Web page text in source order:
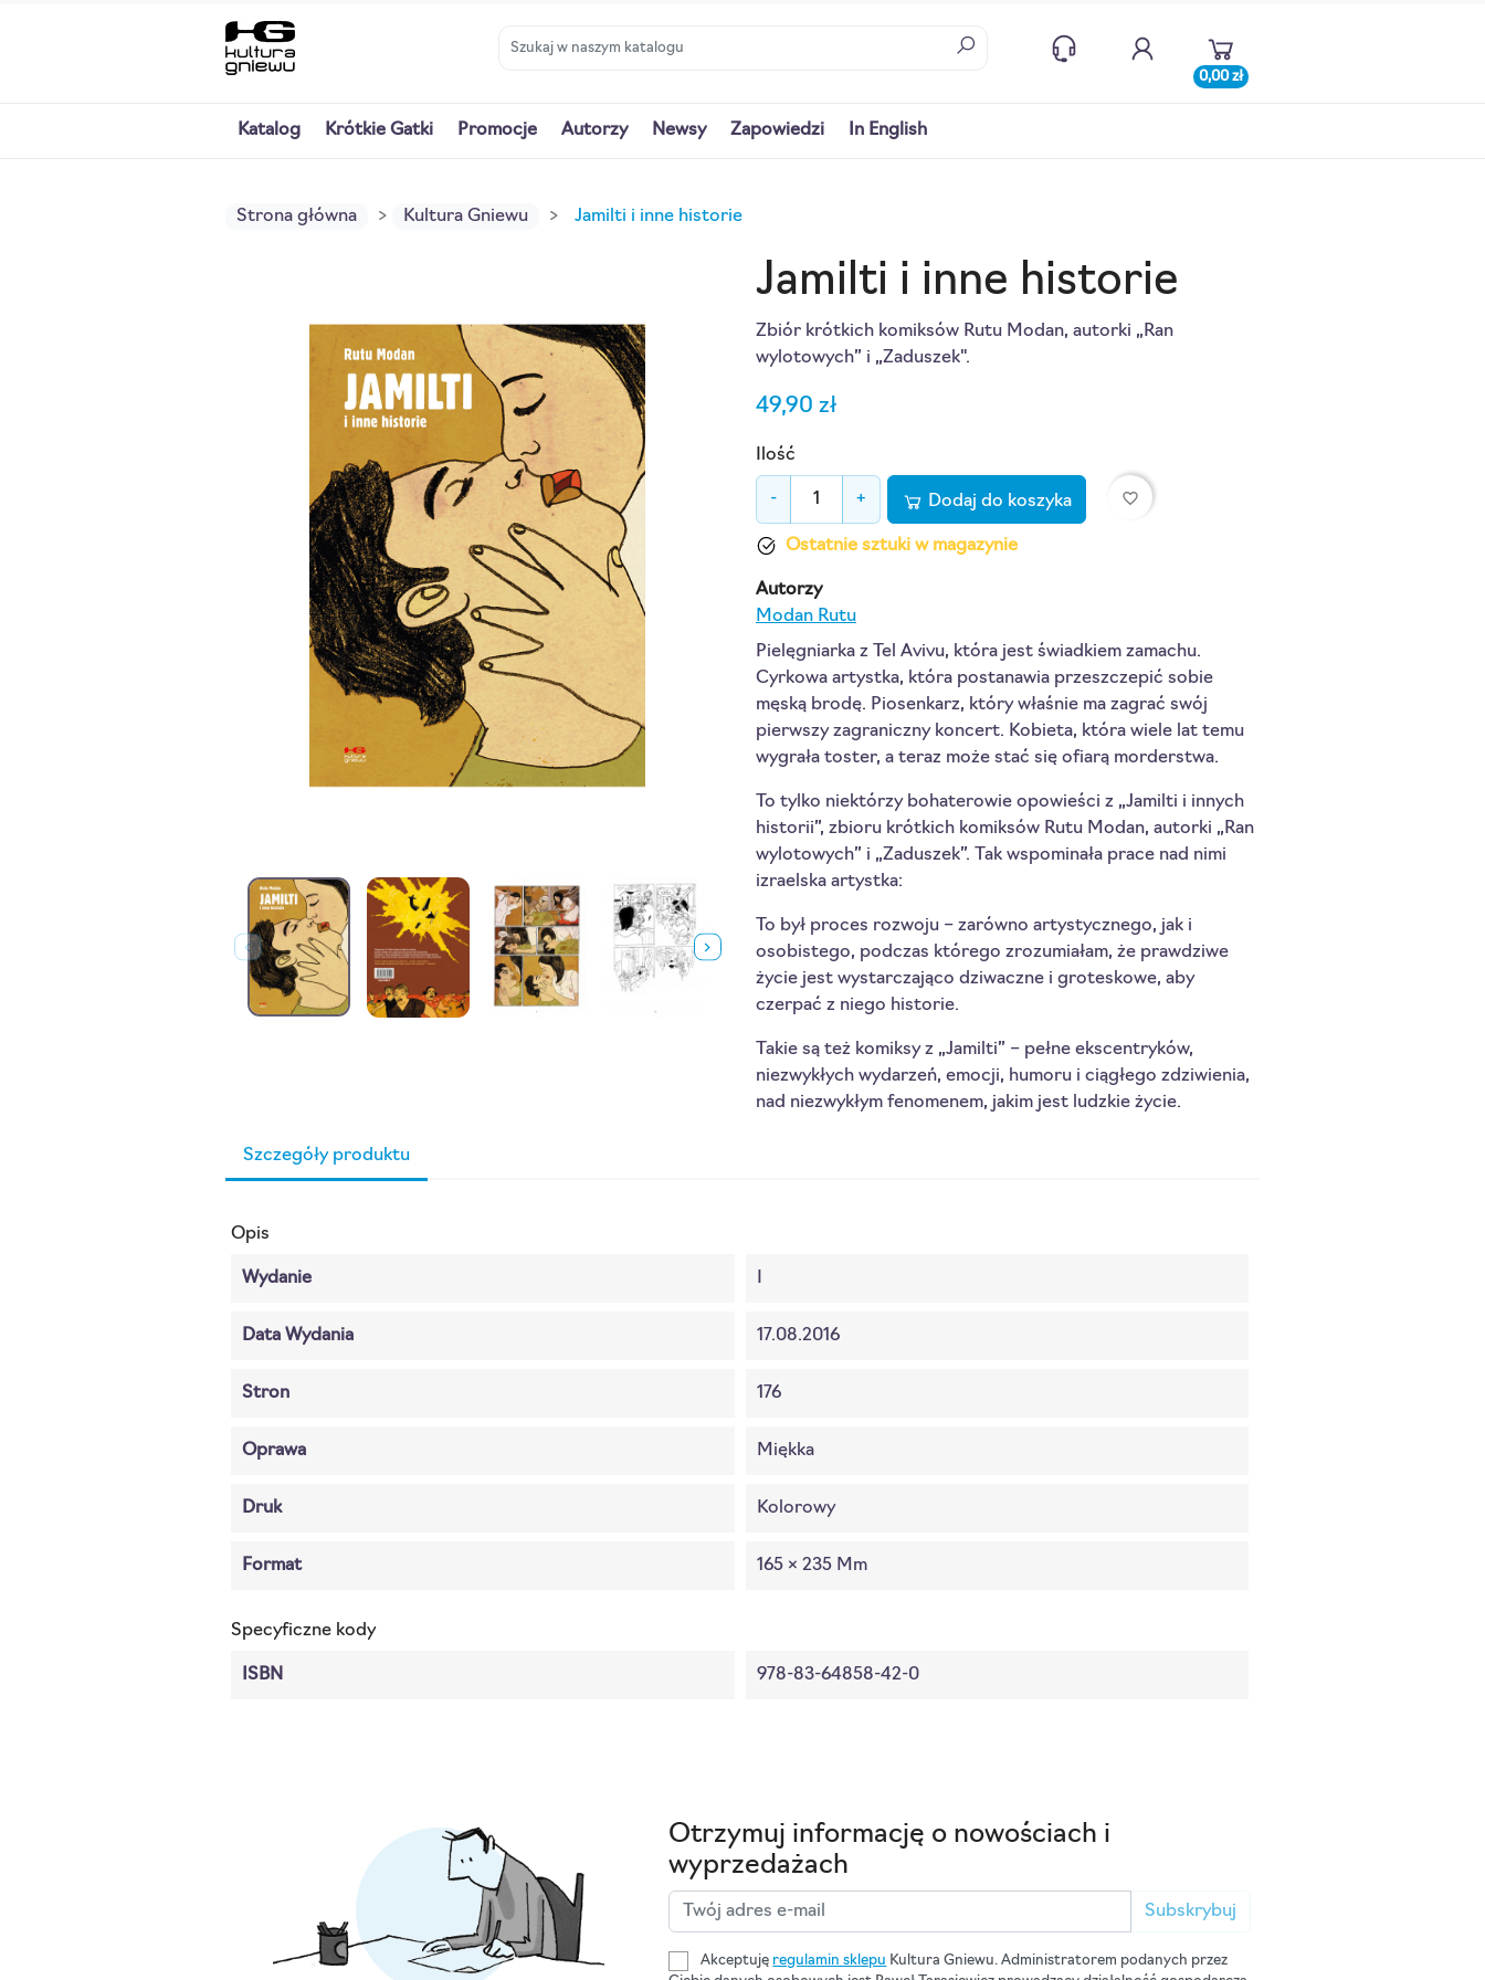
0,00 zł
Katalog Krótkie Gatki Promocje Autorzy Newsy Zapowiedzi In English
Strona główna Kultura Gniewu Jamilti i inne historie
Jamilti i inne historie
Zbiór krótkich komiksów Rutu Modan, autorki „Ran
wylotowych” i „Zaduszek".
49,90 zł
Ilość
- + Dodaj do koszyka favorite_border
Ostatnie sztuki w magazynie
Autorzy
Modan Rutu
Pielęgniarka z Tel Avivu, która jest świadkiem zamachu.
Cyrkowa artystka, która postanawia przeszczepić sobie
męską brodę. Piosenkarz, który właśnie ma zagrać swój
pierwszy zagraniczny koncert. Kobieta, która wiele lat temu
wygrała toster, a teraz może stać się ofiarą morderstwa.
To tylko niektórzy bohaterowie opowieści z „Jamilti i innych
historii”, zbioru krótkich komiksów Rutu Modan, autorki „Ran
wylotowych” i „Zaduszek”. Tak wspominała prace nad nimi
izraelska artystka:
To był proces rozwoju – zarówno artystycznego, jak i
osobistego, podczas którego zrozumiałam, że prawdziwe
życie jest wystarczająco dziwaczne i groteskowe, aby
czerpać z niego historie.
Takie są też komiksy z „Jamilti” – pełne ekscentryków,
niezwykłych wydarzeń, emocji, humoru i ciągłego zdziwienia,
nad niezwykłym fenomenem, jakim jest ludzkie życie.
Szczegóły produktu
Opis
Wydanie
Data Wydania 17.08.2016
Stron 176
Oprawa Miękka
Druk Kolorowy
Format 165 × 235 Mm
Specyficzne kody
ISBN 978-83-64858-42-0
Otrzymuj informację o nowościach i
wyprzedażach
Subskrybuj
Akceptuję regulamin sklepu Kultura Gniewu. Administratorem podanych przez